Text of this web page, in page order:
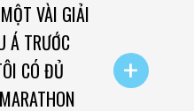
VÀI GIẢI
Á TRƯỚC
CÓ ĐỦ
+